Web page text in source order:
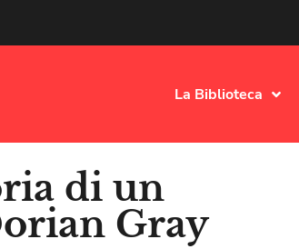
La Biblioteca
di un
Gray